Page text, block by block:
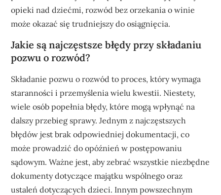
opieki nad dziećmi, rozwód bez orzekania o winie
może okazać się trudniejszy do osiągnięcia.
Jakie są najczęstsze błędy przy składaniu
pozwu o rozwód?
Składanie pozwu o rozwód to proces, który wymaga
staranności i przemyślenia wielu kwestii. Niestety,
wiele osób popełnia błędy, które mogą wpłynąć na
dalszy przebieg sprawy. Jednym z najczęstszych
błędów jest brak odpowiedniej dokumentacji, co
może prowadzić do opóźnień w postępowaniu
sądowym. Ważne jest, aby zebrać wszystkie niezbędne
dokumenty dotyczące majątku wspólnego oraz
ustaleń dotyczących dzieci. Innym powszechnym